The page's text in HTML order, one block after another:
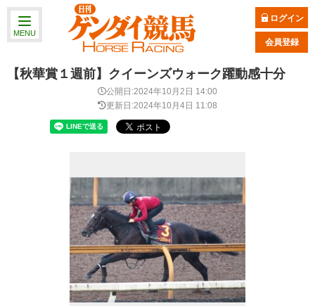
MENU
ログイン
会員登録
【秋華賞１週前】クイーンズウォーク躍動感十分
公開日:2024年10月2日 14:00
更新日:2024年10月4日 11:08